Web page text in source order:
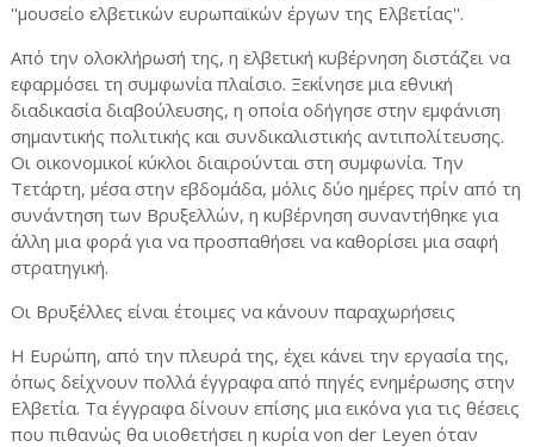
''μουσείο ελβετικών ευρωπαϊκών έργων της Ελβετίας''.
Από την ολοκλήρωσή της, η ελβετική κυβέρνηση διστάζει να
εφαρμόσει τη συμφωνία πλαίσιο. Ξεκίνησε μια εθνική
διαδικασία διαβούλευσης, η οποία οδήγησε στην εμφάνιση
σημαντικής πολιτικής και συνδικαλιστικής αντιπολίτευσης.
Οι οικονομικοί κύκλοι διαιρούνται στη συμφωνία. Την
Τετάρτη, μέσα στην εβδομάδα, μόλις δύο ημέρες πρίν από τη
συνάντηση των Βρυξελλών, η κυβέρνηση συναντήθηκε για
άλλη μια φορά για να προσπαθήσει να καθορίσει μια σαφή
στρατηγική.
Οι Βρυξέλλες είναι έτοιμες να κάνουν παραχωρήσεις
Η Ευρώπη, από την πλευρά της, έχει κάνει την εργασία της,
όπως δείχνουν πολλά έγγραφα από πηγές ενημέρωσης στην
Ελβετία. Τα έγγραφα δίνουν επίσης μια εικόνα για τις θέσεις
που πιθανώς θα υιοθετήσει η κυρία von der Leyen όταν